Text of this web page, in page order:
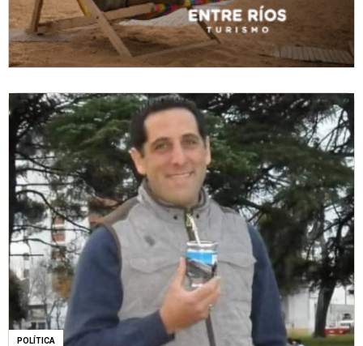
POLÍTICA